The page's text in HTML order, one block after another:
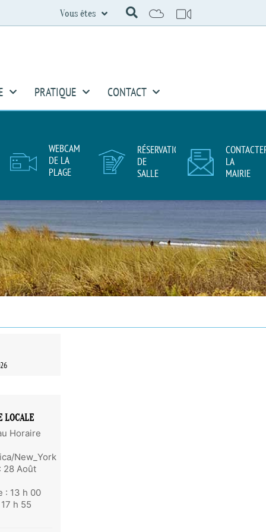
Vous êtes
PRATIQUE CONTACT
WEBCAM
DE LA
PLAGE
RÉSERVATION
DE
SALLE
LA
MAIRIE
LOCALE
Horaire
New_York
28 Août
: 13 h 00
h 55